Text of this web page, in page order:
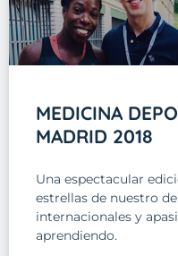
MEDICINA
MADRID 2018
Una espectacular
estrellas de nuestro
internacionales y
aprendiendo.